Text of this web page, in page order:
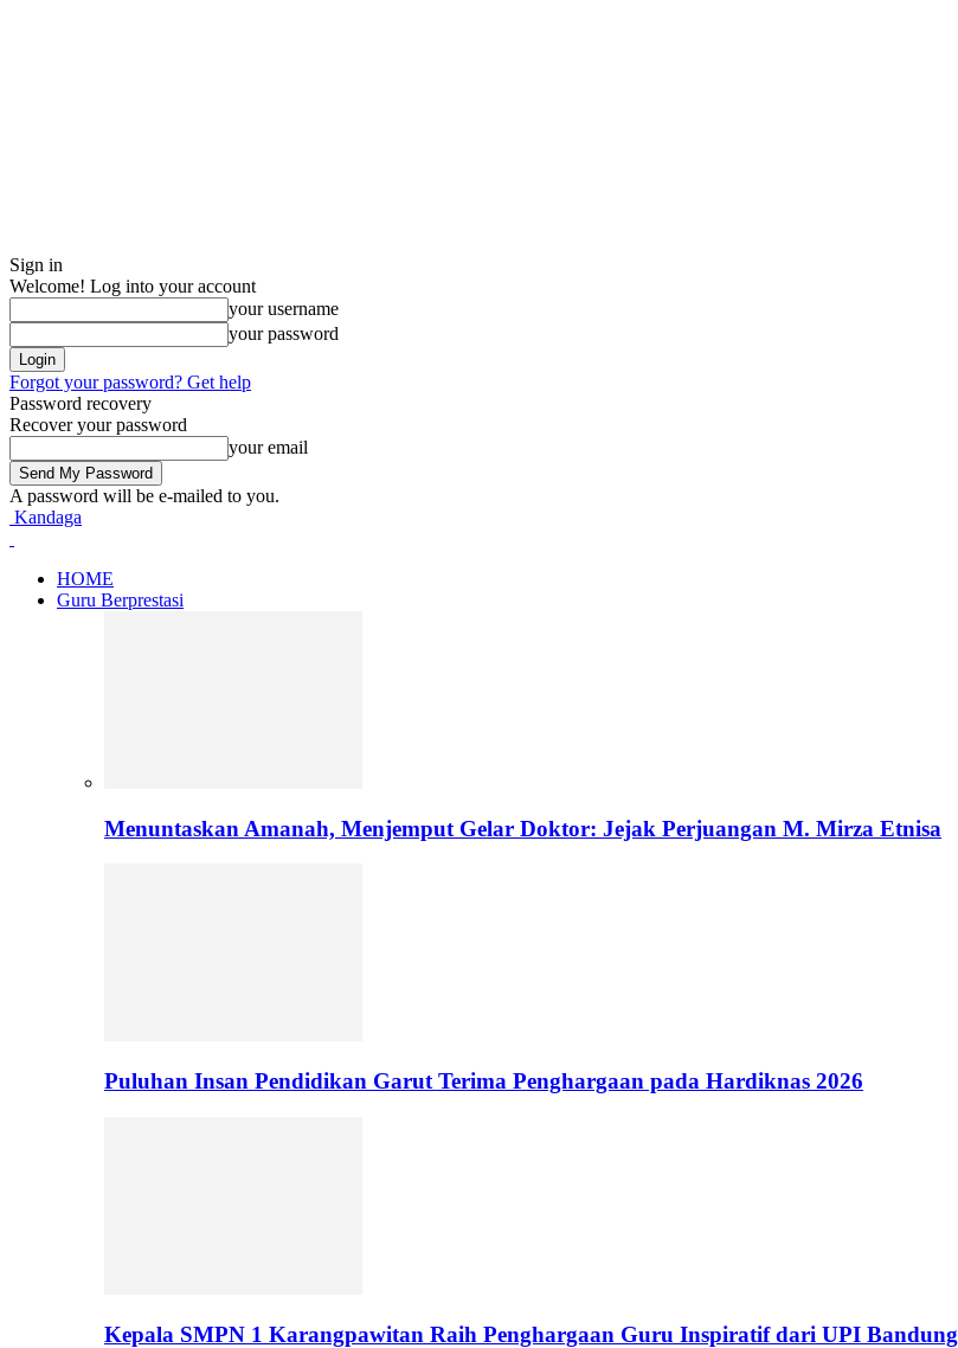
Sign in
Welcome! Log into your account
your username
your password
Forgot your password? Get help
Password recovery
Recover your password
your email
A password will be e-mailed to you.
Kandaga
HOME
Guru Berprestasi
Menuntaskan Amanah, Menjemput Gelar Doktor: Jejak Perjuangan M. Mirza Etnisa
Puluhan Insan Pendidikan Garut Terima Penghargaan pada Hardiknas 2026
Kepala SMPN 1 Karangpawitan Raih Penghargaan Guru Inspiratif dari UPI Bandung